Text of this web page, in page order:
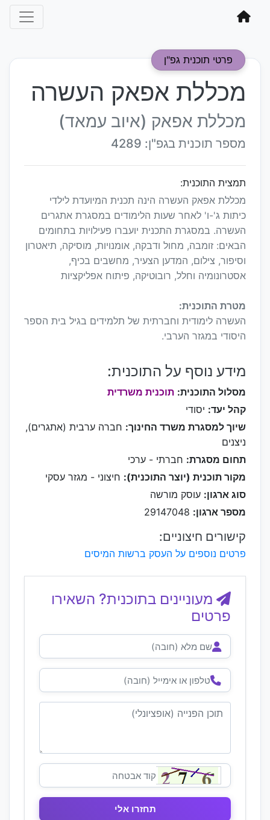
פרטי תוכנית גפ"ן
מכללת אפאק העשרה
מכללת אפאק (איוב עמאד)
מספר תוכנית בגפ"ן: 4289
תמצית התוכנית:
מכללת אפאק העשרה הינה תכנית המיועדת לילדי
כיתות ג'-ו' לאחר שעות הלימודים במסגרת אתגרים
העשרה. במסגרת התכנית יועברו פעילויות בתחומים
הבאים: זומבה, מחול ודבקה, אומנויות, מוסיקה, תיאטרון
וסיפור, צילום, המדען הצעיר, מחשבים בכיף,
אסטרונומיה וחלל, רובוטיקה, פיתוח אפליקציות
מטרת התוכנית:
העשרה לימודית וחברתית של תלמידים בגיל בית הספר
היסודי במגזר הערבי.
מידע נוסף על התוכנית:
מסלול התוכנית: תוכנית משרדית
קהל יעד: יסודי
שיוך למסגרת משרד החינוך: חברה ערבית (אתגרים),
ניצנים
תחום מסגרת: חברתי - ערכי
מקור תוכנית (יוצר התוכנית): חיצוני - מגזר עסקי
סוג ארגון: עוסק מורשה
מספר ארגון:
קישורים חיצוניים:
פרטים נוספים על העסק ברשות המיסים
מעוניינים בתוכנית? השאירו
פרטים